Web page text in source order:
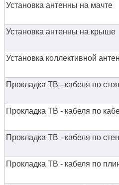
Установка антенны на мачте
Установка антенны на крыше
Установка коллективной
Прокладка ТВ - кабеля по
Прокладка ТВ - кабеля по
Прокладка ТВ - кабеля по
Прокладка ТВ - кабеля по